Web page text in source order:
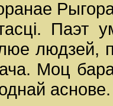
Паэт
людзей,
Моц
аснове.